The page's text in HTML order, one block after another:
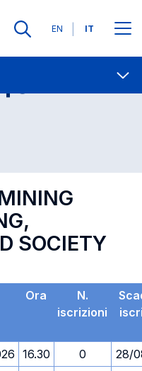
Lingue
EN IT
Contatti
Open
SOCIETY
Ora
N.
iscrizioni
16.30 0
28/